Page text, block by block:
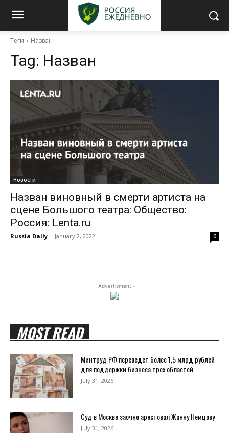
Теги Назван
Tag: Назван
Новости
Назван виновный в смерти артиста на
сцене Большого театра: Общество:
Россия: Lenta.ru
Russia Daily - January 2, 2022 0
- Advertisment -
MOST READ
Минтруд РФ переведет более 1,5 млрд рублей
для поддержки бизнеса трех областей
July 31, 2026
Суд в Москве заочно арестовал Жанну Немцову
July 31, 2026